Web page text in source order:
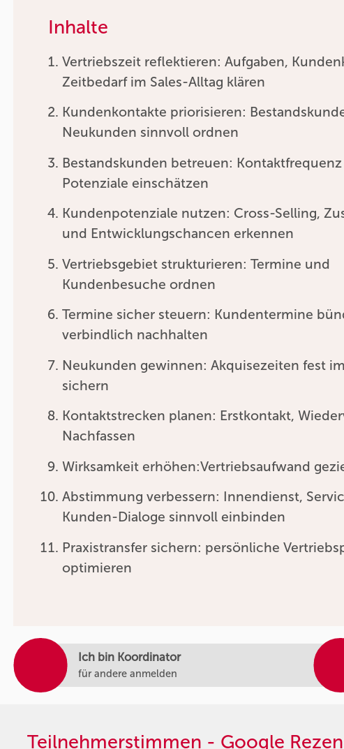
Ich bin Koordinator
für andere anmelden
Inhalte
Vertriebszeit reflektieren: Aufgaben,
Zeitbedarf im Sales-Alltag klären
Kundenkontakte priorisieren:
Neukunden sinnvoll ordnen
Bestandskunden betreuen:
Potenziale einschätzen
Kundenpotenziale nutzen: Cross-Selling,
und Entwicklungschancen erkennen
Vertriebsgebiet strukturieren: Termine und
Kundenbesuche ordnen
Termine sicher steuern: Kundentermine
verbindlich nachhalten
Neukunden gewinnen: Akquisezeiten fest
sichern
Kontaktstrecken planen: Erstkontakt,
Nachfassen
Wirksamkeit erhöhen:Vertriebsaufwand
Abstimmung verbessern: Innendienst,
Kunden-Dialoge sinnvoll einbinden
Praxistransfer sichern: persönliche
optimieren
Teilnehmerstimmen - Google